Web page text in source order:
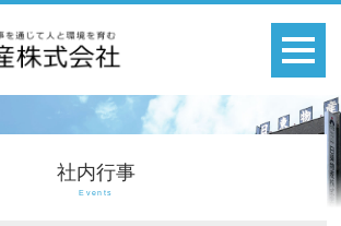
社内行事
Events